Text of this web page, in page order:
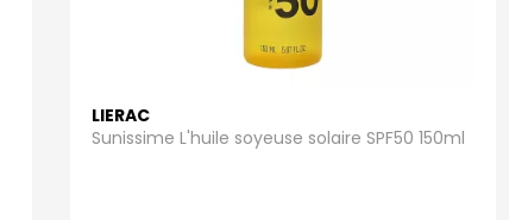
LIERAC
Sunissime L'huile soyeuse solaire SPF50 150ml